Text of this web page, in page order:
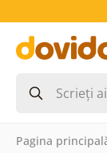
Pagina